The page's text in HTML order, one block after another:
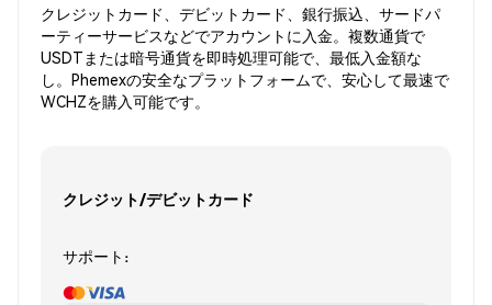
クレジットカード、デビットカード、銀行振込、サードパ
ーティーサービスなどでアカウントに入金。複数通貨で
USDTまたは暗号通貨を即時処理可能で、最低入金額な
し。Phemexの安全なプラットフォームで、安心して最速で
WCHZを購入可能です。
クレジット/デビットカード
サポート: